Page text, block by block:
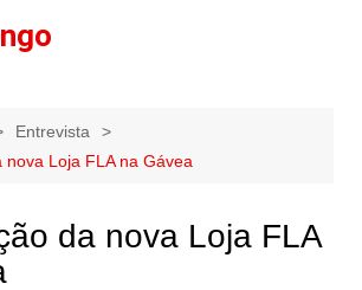
Entrevista
nova Loja FLA na Gávea
da nova Loja FLA